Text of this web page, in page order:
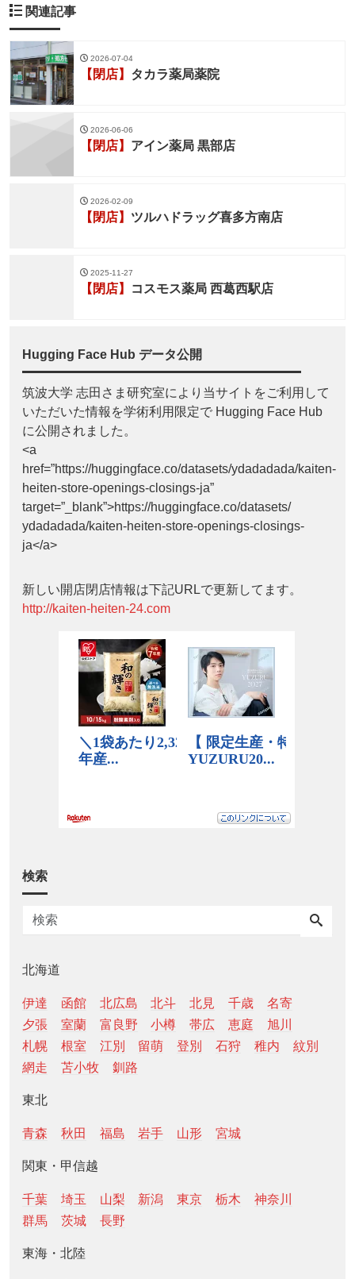
関連記事
2026-07-04
【閉店】 タカラ薬局薬院
2026-06-06
【閉店】 アイン薬局 黒部店
2026-02-09
【閉店】 ツルハドラッグ喜多方南店
2025-11-27
【閉店】 コスモス薬局 西葛西駅店
Hugging Face Hub データ公開
筑波大学 志田さま研究室により当サイトをご利用して
いただいた情報を学術利用限定で Hugging Face Hub
に公開されました。
<a
href=”https://huggingface.co/datasets/ydadadada/kaiten-
heiten-store-openings-closings-ja”
target=”_blank”>https://huggingface.co/datasets/
ydadadada/kaiten-heiten-store-openings-closings-
ja</a>
新しい開店閉店情報は下記URLで更新してます。
http://kaiten-heiten-24.com
検索
北海道
伊達 函館 北広島 北斗 北見 千歳
名寄
夕張
室蘭 富良野 小樽 帯広 恵庭
旭川
札幌
根室 江別 留萌 登別 石狩 稚内
紋別
網走
苫小牧 釧路
東北
青森 秋田 福島 岩手 山形 宮城
関東・甲信越
千葉 埼玉 山梨 新潟 東京 栃木
神奈川
群馬
茨城 長野
東海・北陸